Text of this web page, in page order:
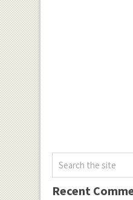
Recent